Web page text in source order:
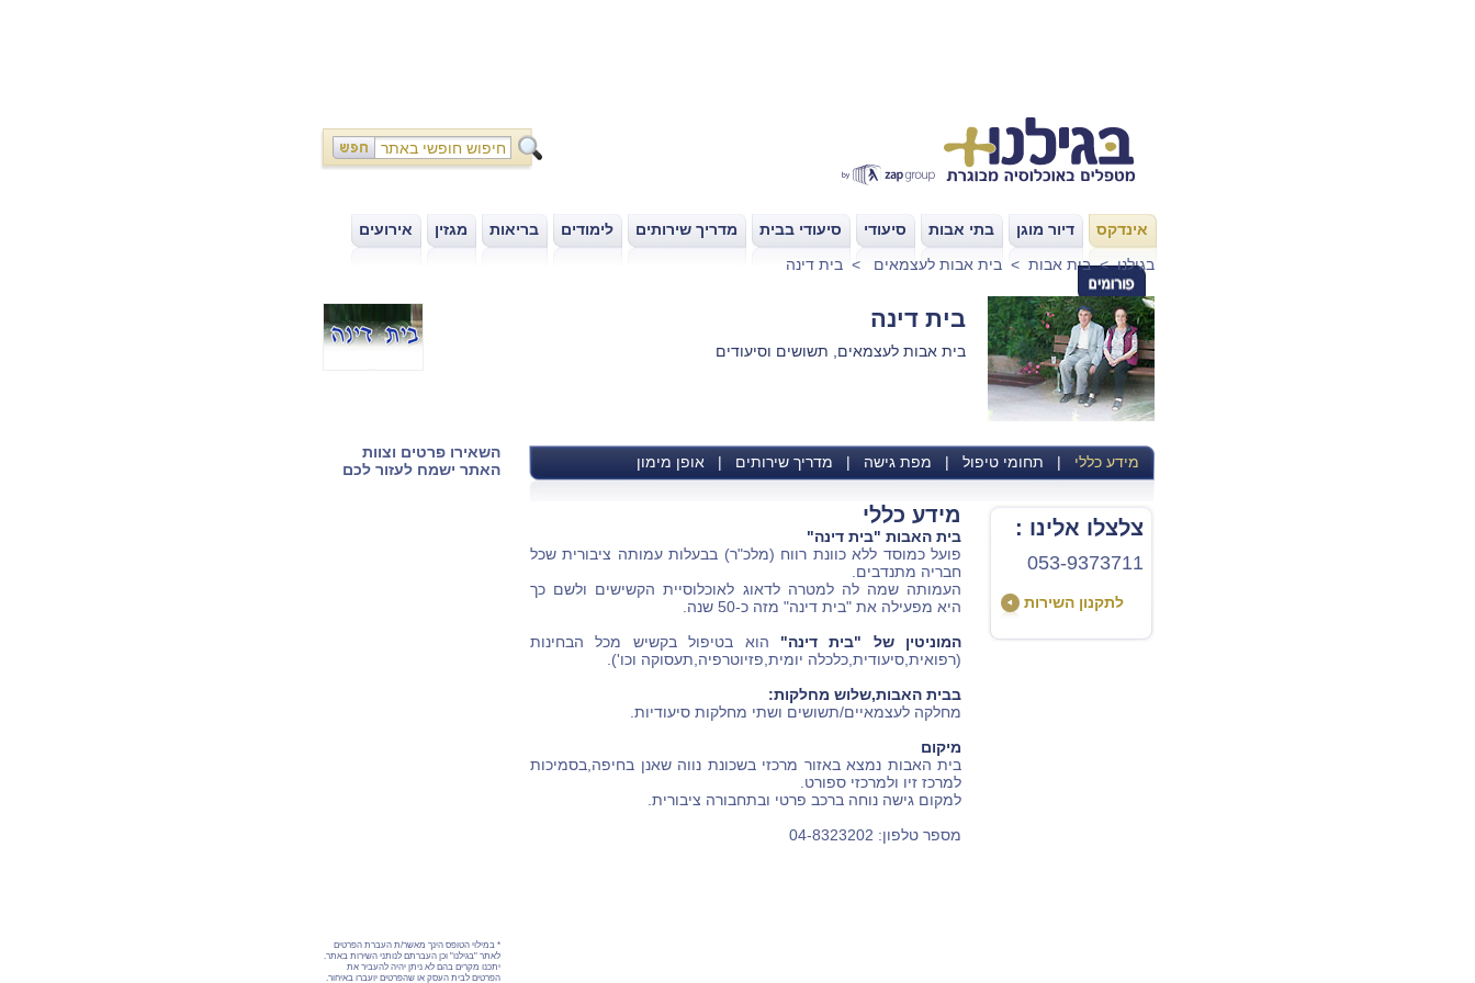
אינדקס דיור מוגן בתי אבות סיעודי סיעודי בבית מדריך שירותים לימודים בריאות מגזין
אירועים
בגילנו>בית אבות > בית אבות לעצמאים > בית דינה
בית דינה
בית אבות לעצמאים, תשושים וסיעודים
מידע כללי | תחומי טיפול | מפת גישה | מדריך שירותים | אופן מימון
צלצלו אלינו :
053-9373711
לתקנון השירות
מידע כללי
בית האבות "בית דינה"
פועל כמוסד ללא כוונת רווח (מלכ"ר) בבעלות עמותה ציבורית שכל
חבריה מתנדבים.
העמותה שמה לה למטרה לדאוג לאוכלוסיית הקשישים ולשם כך
היא מפעילה את "בית דינה" מזה כ-50 שנה.
המוניטין של "בית דינה" הוא בטיפול בקשיש מכל הבחינות
(רפואית,סיעודית,כלכלה יומית,פזיוטרפיה,תעסוקה וכו').
בבית האבות,שלוש מחלקות:
מחלקה לעצמאיים/תשושים ושתי מחלקות סיעודיות.
מיקום
בית האבות נמצא באזור מרכזי בשכונת נווה שאנן בחיפה,בסמיכות
למרכז זיו ולמרכזי ספורט.
למקום גישה נוחה ברכב פרטי ובתחבורה ציבורית.
מספר טלפון: 04-8323202
השאירו פרטים וצוות
האתר ישמח לעזור לכם
* במילוי הטופס הינך מאשר/ת העברת הפרטים
לאתר "בגילנו" וכן העברתם לנותני השירות באתר.
יתכנו מקרים בהם לא ניתן יהיה להעביר את
הפרטים לבית העסק או שהפרטים יועברו באיחור.